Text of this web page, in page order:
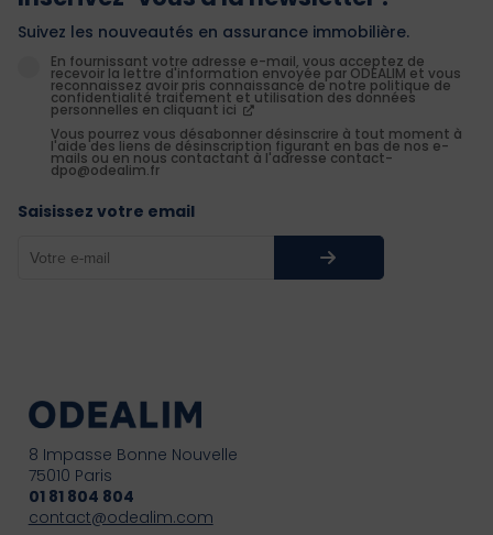
Suivez les nouveautés en assurance immobilière.
En fournissant votre adresse e-mail, vous acceptez de
recevoir la lettre d'information envoyée par ODEALIM et vous
reconnaissez avoir pris connaissance de notre politique de
confidentialité traitement et utilisation des données
personnelles en cliquant ici
Vous pourrez vous désabonner désinscrire à tout moment à
l'aide des liens de désinscription figurant en bas de nos e-
mails ou en nous contactant à l'adresse contact-
dpo@odealim.fr
Saisissez votre email
8 Impasse Bonne Nouvelle
75010 Paris
01 81 804 804
contact@odealim.com